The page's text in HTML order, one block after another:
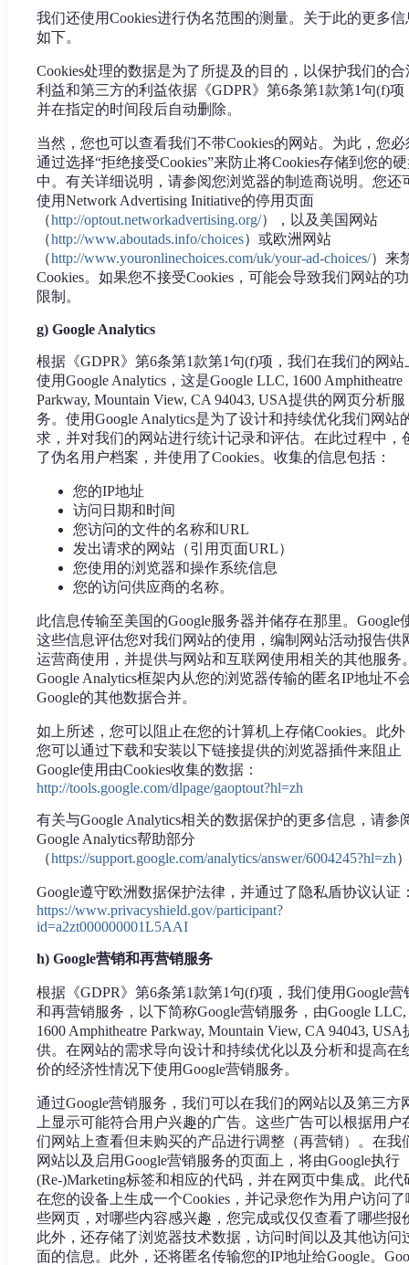
我们还使用Cookies进行伪名范围的测量。关于此的更多信
如下。
Cookies处理的数据是为了所提及的目的，以保护我们的合
利益和第三方的利益依据《GDPR》第6条第1款第1句(f)项
并在指定的时间段后自动删除。
当然，您也可以查看我们不带Cookies的网站。为此，您必
通过选择“拒绝接受Cookies”来防止将Cookies存储到您的
中。有关详细说明，请参阅您浏览器的制造商说明。您还
使用Network Advertising Initiative的停用页面
（http://optout.networkadvertising.org/），以及美国网站
（http://www.aboutads.info/choices）或欧洲网站
（http://www.youronlinechoices.com/uk/your-ad-choices/）来
Cookies。如果您不接受Cookies，可能会导致我们网站的
限制。
g) Google Analytics
根据《GDPR》第6条第1款第1句(f)项，我们在我们的网站
使用Google Analytics，这是Google LLC, 1600 Amphitheatre
Parkway, Mountain View, CA 94043, USA提供的网页分析服
务。使用Google Analytics是为了设计和持续优化我们网站
求，并对我们的网站进行统计记录和评估。在此过程中，
了伪名用户档案，并使用了Cookies。收集的信息包括：
您的IP地址
访问日期和时间
您访问的文件的名称和URL
发出请求的网站（引用页面URL）
您使用的浏览器和操作系统信息
您的访问供应商的名称。
此信息传输至美国的Google服务器并储存在那里。Google
这些信息评估您对我们网站的使用，编制网站活动报告供
运营商使用，并提供与网站和互联网使用相关的其他服务
Google Analytics框架内从您的浏览器传输的匿名IP地址不
Google的其他数据合并。
如上所述，您可以阻止在您的计算机上存储Cookies。此外
您可以通过下载和安装以下链接提供的浏览器插件来阻止
Google使用由Cookies收集的数据：
http://tools.google.com/dlpage/gaoptout?hl=zh
有关与Google Analytics相关的数据保护的更多信息，请参
Google Analytics帮助部分
（https://support.google.com/analytics/answer/6004245?hl=zh
Google遵守欧洲数据保护法律，并通过了隐私盾协议认证
https://www.privacyshield.gov/participant?
id=a2zt000000001L5AAI
h) Google营销和再营销服务
根据《GDPR》第6条第1款第1句(f)项，我们使用Google营
和再营销服务，以下简称Google营销服务，由Google LLC,
1600 Amphitheatre Parkway, Mountain View, CA 94043, USA
供。在网站的需求导向设计和持续优化以及分析和提高在
价的经济性情况下使用Google营销服务。
通过Google营销服务，我们可以在我们的网站以及第三方
上显示可能符合用户兴趣的广告。这些广告可以根据用户
们网站上查看但未购买的产品进行调整（再营销）。在我
网站以及启用Google营销服务的页面上，将由Google执行
(Re-)Marketing标签和相应的代码，并在网页中集成。此代
在您的设备上生成一个Cookies，并记录您作为用户访问了
些网页，对哪些内容感兴趣，您完成或仅仅查看了哪些报
此外，还存储了浏览器技术数据，访问时间以及其他访问
面的信息。此外，还将匿名传输您的IP地址给Google。